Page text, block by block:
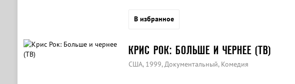
В избранное
КРИС РОК: БОЛЬШЕ И ЧЕРНЕЕ (ТВ)
США, 1999, Документальный, Комедия